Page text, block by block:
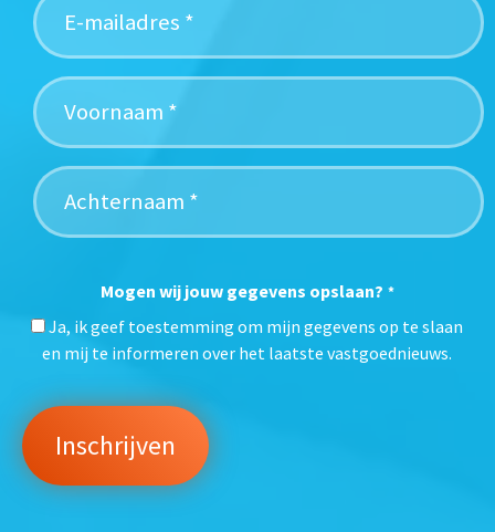
Mogen wij jouw gegevens opslaan? *
Ja, ik geef toestemming om mijn gegevens op te slaan
en mij te informeren over het laatste vastgoednieuws.